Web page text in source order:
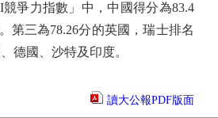
爭力指數」中，中國得分為83.4
第三為78.26分的英國，瑞士排名
德國、沙特及印度。
讀大公報PDF版面